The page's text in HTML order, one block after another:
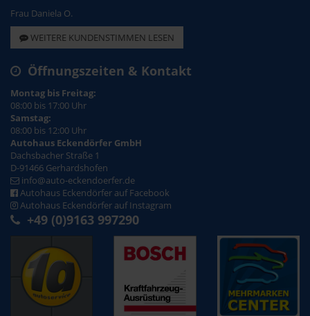
Frau Daniela O.
WEITERE KUNDENSTIMMEN LESEN
Öffnungszeiten & Kontakt
Montag bis Freitag:
08:00 bis 17:00 Uhr
Samstag:
08:00 bis 12:00 Uhr
Autohaus Eckendörfer GmbH
Dachsbacher Straße 1
D-91466 Gerhardshofen
info@auto-eckendoerfer.de
Autohaus Eckendörfer auf Facebook
Autohaus Eckendörfer auf Instagram
+49 (0)9163 997290